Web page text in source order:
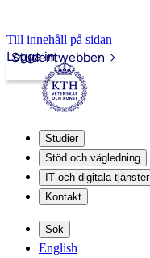
Till innehåll på sidan
Studentwebben
Logga in
Studier
Stöd och vägledning
IT och digitala tjänster
Kontakt
Sök
English